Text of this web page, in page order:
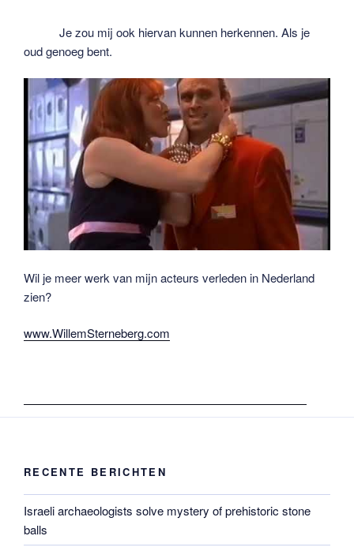
Je zou mij ook hiervan kunnen herkennen. Als je
oud genoeg bent.
Wil je meer werk van mijn acteurs verleden in Nederland
zien?
www.WillemSterneberg.com
RECENTE BERICHTEN
Israeli archaeologists solve mystery of prehistoric stone
balls